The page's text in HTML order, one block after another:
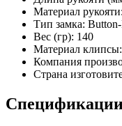
Материал рукояти:
Тип замка:
Вес (гр): 140
Материал клипсы:
Компания
Страна